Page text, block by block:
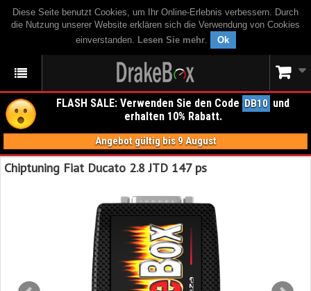
Diese Seite benutzt Cookies, um Ihr Online-Erlebnis verbessern. Durch
die Nutzung unserer Website erklären sich die Verwendung von Cookies
einverstanden. Lesen Sie mehr. Ok
FLASH SALE: Verwenden Sie den Code DB10 und
erhalten 10% Rabatt.
Angebot gültig bis 9 August
Chiptuning Fiat Ducato 2.8 JTD 147 ps